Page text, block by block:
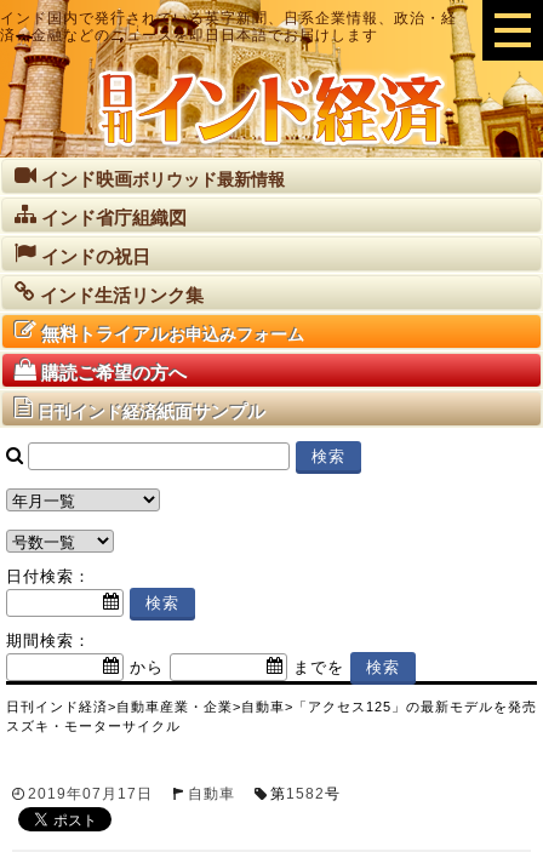
インド国内で発行されている英字新聞、日系企業情報、政治・経
済・金融などのニュースを即日日本語でお届けします
インド映画ボリウッド最新情報
インド省庁組織図
インドの祝日
インド生活リンク集
無料トライアルお申込みフォーム
購読ご希望の方へ
日刊インド経済紙面サンプル
日付検索：
期間検索：
から
までを
日刊インド経済>自動車産業・企業>自動車> 「アクセス125」の最新モデルを発売
スズキ・モーターサイクル
2019年07月17日 自動車 第1582号